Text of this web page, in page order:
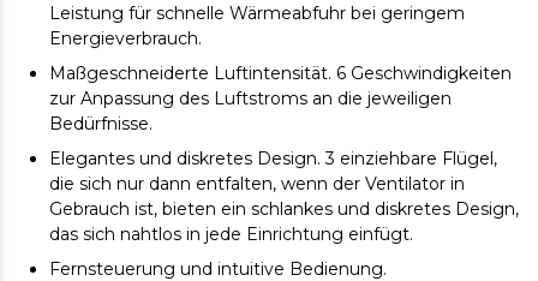
Leistung für schnelle Wärmeabfuhr bei geringem
Energieverbrauch.
Maßgeschneiderte Luftintensität. 6 Geschwindigkeiten
zur Anpassung des Luftstroms an die jeweiligen
Bedürfnisse.
Elegantes und diskretes Design. 3 einziehbare Flügel,
die sich nur dann entfalten, wenn der Ventilator in
Gebrauch ist, bieten ein schlankes und diskretes Design,
das sich nahtlos in jede Einrichtung einfügt.
Fernsteuerung und intuitive Bedienung.